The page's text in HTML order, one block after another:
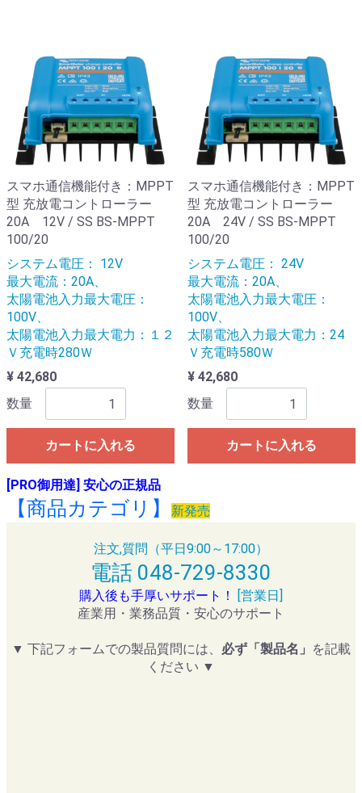
スマホ通信機能付き：MPPT
型 充放電コントローラー
20A 12V / SS BS-MPPT
100/20
システム電圧： 12V
最大電流：20A、
太陽電池入力最大電圧：
100V、
太陽電池入力最大電力：１２
Ｖ充電時280Ｗ
¥ 42,680
数量
カートに入れる
スマホ通信機能付き：MPPT
型 充放電コントローラー
20A 24V / SS BS-MPPT
100/20
システム電圧： 24V
最大電流：20A、
太陽電池入力最大電圧：
100V、
太陽電池入力最大電力：24
Ｖ充電時580Ｗ
¥ 42,680
数量
カートに入れる
[PRO御用達] 安心の正規品
【商品カテゴリ】 新発売
注文,質問（平日9:00～17:00）
電話 048-729-8330
購入後も手厚いサポート！
[営業日]
産業用・業務品質・安心のサポート
▼ 下記フォームでの製品質問には、 必ず「製品名」 を記載
ください ▼